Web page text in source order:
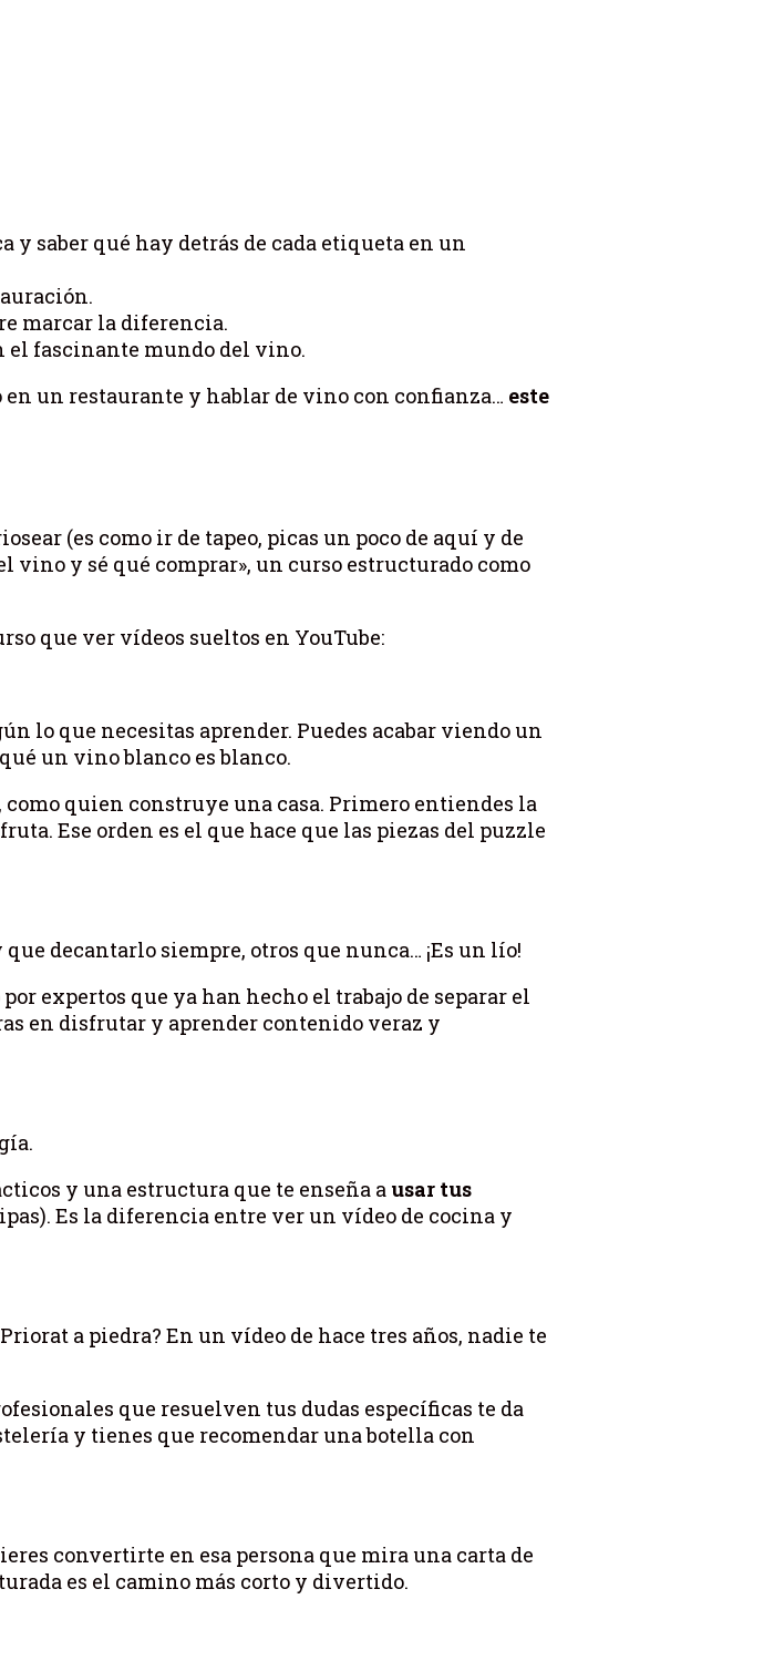
saber qué hay detrás de cada etiqueta en un
marcar la diferencia.
el fascinante mundo del vino.
un restaurante y hablar de vino con confianza… este
(es como ir de tapeo, picas un poco de aquí y de
vino y sé qué comprar», un curso estructurado como
que ver vídeos sueltos en YouTube:
lo que necesitas aprender. Puedes acabar viendo un
un vino blanco es blanco.
como quien construye una casa. Primero entiendes la
Ese orden es el que hace que las piezas del puzzle
decantarlo siempre, otros que nunca… ¡Es un lío!
expertos que ya han hecho el trabajo de separar el
en disfrutar y aprender contenido veraz y
y una estructura que te enseña a usar tus
Es la diferencia entre ver un vídeo de cocina y
a piedra? En un vídeo de hace tres años, nadie te
que resuelven tus dudas específicas te da
y tienes que recomendar una botella con
convertirte en esa persona que mira una carta de
es el camino más corto y divertido.